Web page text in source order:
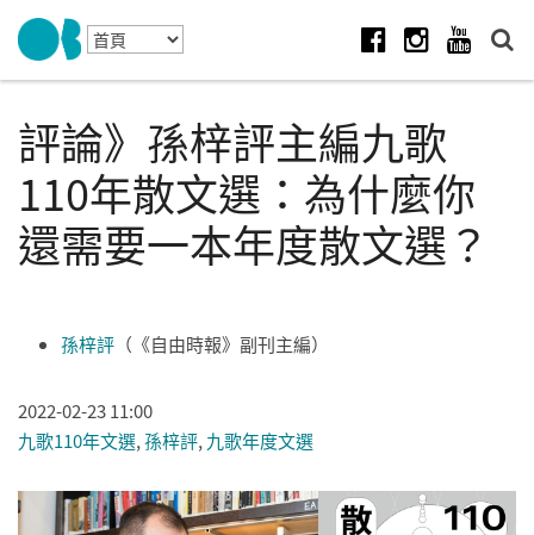
Skip to navigation
移至主內容
評論》孫梓評主編九歌
110年散文選：為什麼你
還需要一本年度散文選？
孫梓評 （《自由時報》副刊主編）
2022-02-23 11:00
九歌110年文選,孫梓評, 九歌年度文選